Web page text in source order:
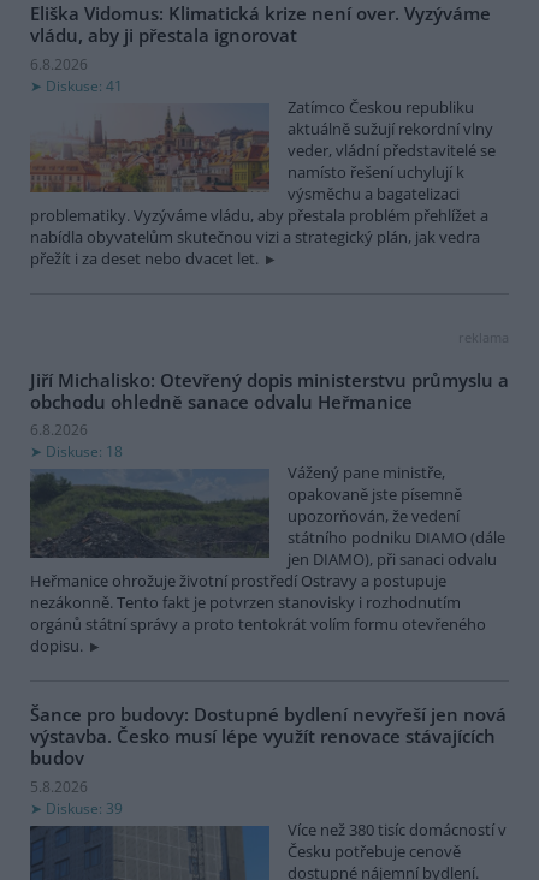
Eliška Vidomus: Klimatická krize není over. Vyzýváme
vládu, aby ji přestala ignorovat
6.8.2026
Diskuse: 41
Zatímco Českou republiku
aktuálně sužují rekordní vlny
veder, vládní představitelé se
namísto řešení uchylují k
výsměchu a bagatelizaci
problematiky. Vyzýváme vládu, aby přestala problém přehlížet a
nabídla obyvatelům skutečnou vizi a strategický plán, jak vedra
přežít i za deset nebo dvacet let.
reklama
Jiří Michalisko: Otevřený dopis ministerstvu průmyslu a
obchodu ohledně sanace odvalu Heřmanice
6.8.2026
Diskuse: 18
Vážený pane ministře,
opakovaně jste písemně
upozorňován, že vedení
státního podniku DIAMO (dále
jen DIAMO), při sanaci odvalu
Heřmanice ohrožuje životní prostředí Ostravy a postupuje
nezákonně. Tento fakt je potvrzen stanovisky i rozhodnutím
orgánů státní správy a proto tentokrát volím formu otevřeného
dopisu.
Šance pro budovy: Dostupné bydlení nevyřeší jen nová
výstavba. Česko musí lépe využít renovace stávajících
budov
5.8.2026
Diskuse: 39
Více než 380 tisíc domácností v
Česku potřebuje cenově
dostupné nájemní bydlení.